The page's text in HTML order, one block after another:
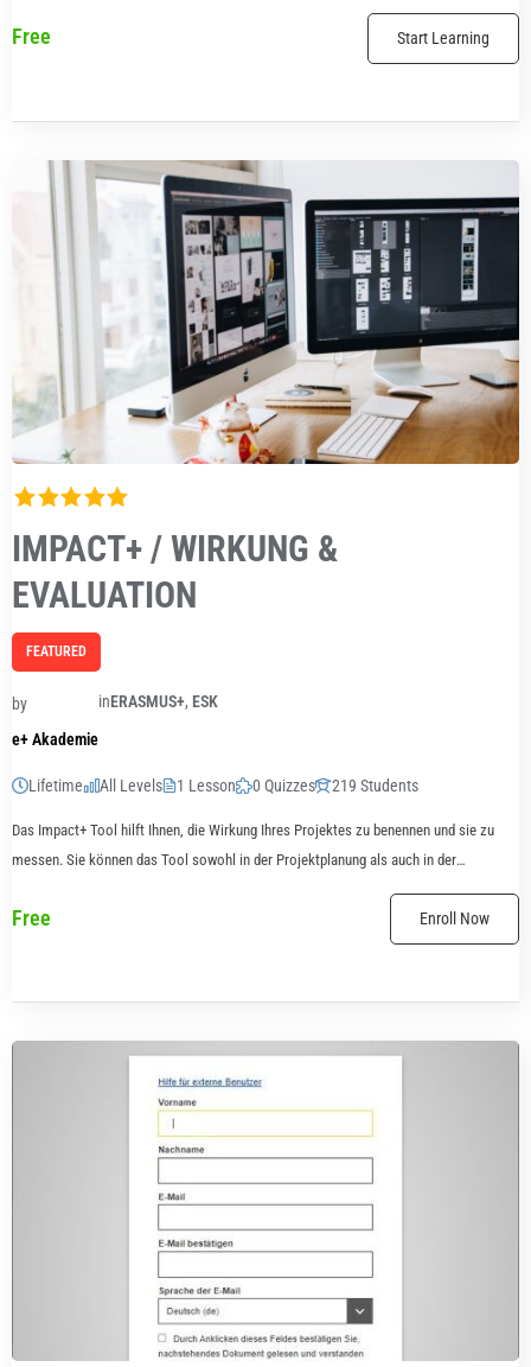
Free Start Learning
IMPACT+ / WIRKUNG &
EVALUATION
FEATURED
by
e+ Akademie
inERASMUS+, ESK
Lifetime All Levels 1 Lesson 0 Quizzes 219 Students
Das Impact+ Tool hilft Ihnen, die Wirkung Ihres Projektes zu benennen und sie zu
messen. Sie können das Tool sowohl in der Projektplanung als auch in der
Free Enroll Now